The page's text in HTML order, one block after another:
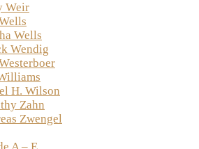
Weir
Wells
Wendig
H. Wilson
Zahn
Zwengel